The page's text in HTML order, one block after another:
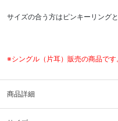
サイズの合う方はピンキーリング
※シングル（片耳）販売の商品です
商品詳細